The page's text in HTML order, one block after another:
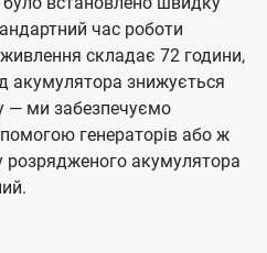
час роботи
живлення складає 72 години,
акумулятора знижується
— ми забезпечуємо
генераторів або ж
розрядженого акумулятора